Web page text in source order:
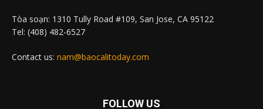
Tòa soạn: 1310 Tully Road #109, San Jose, CA 95122
Tel: (408) 482-6527
Contact us: nam@baocalitoday.com
FOLLOW US